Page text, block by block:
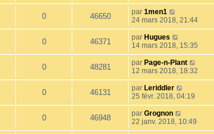
0 46650 par 1men1
24 mars 2018, 21:44
0 46371 par Hugues
14 mars 2018, 15:35
0 48281 par Page-n-Plant
12 mars 2018, 18:32
0 46131 par Leriddler
25 févr. 2018, 04:19
0 46948 par Grognon
22 janv. 2018, 10:49